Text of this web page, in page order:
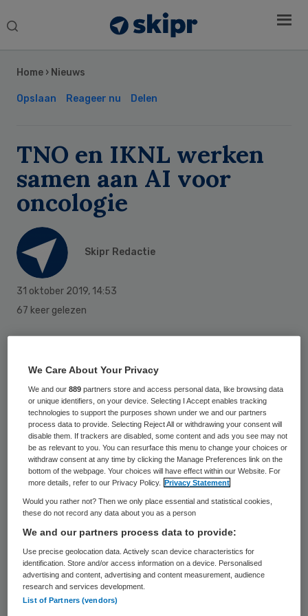
Search
Home › Nieuws
Opslaan Reageer nu Delen
TNO en IKNL werken
samen aan AI voor
oncologie
Skipr Redactie
31 oktober 2019, 14:53
67 keer gelezen
combineren van data willen TNO en
Integraal Kankercentrum Nederland (IKNL)
de impact van kanker reduceren.
Berry Vetjens, directeur markt bij TNO
Informatie en Communicatietechnologie,
legt uit waarom AI zinvol is voor
behandeling van kankerpatiënten: “Door
data te gebruiken van verschillende
ziekenhuizen en organisaties verhogen we
de kansen op genezing en het voorkomen
van ziekte. AI maakt het mogelijk de
Sidebar
We Care About Your Privacy
We and our889 partners store and access personal data, like browsing data
or unique identifiers, on your device. Selecting I Accept enables tracking
technologies to support the purposes shown under we and our partners
process data to provide. Selecting Reject All or withdrawing your consent will
disable them. If trackers are disabled, some content and ads you see may not
be as relevant to you. You can resurface this menu to change your choices or
withdraw consent at any time by clicking the Manage Preferences link on the
bottom of the webpage. Your choices will have effect within our Website. For
more details, refer to our Privacy Policy.
Privacy Statement
Would you rather not? Then we only place essential and statistical cookies,
these do not record any data about you as a person
We and our partners process data to provide:
Use precise geolocation data. Actively scan device characteristics for
identification. Store and/or access information on a device. Personalised
advertising and content, advertising and content measurement, audience
research and services development.
List of Partners (vendors)